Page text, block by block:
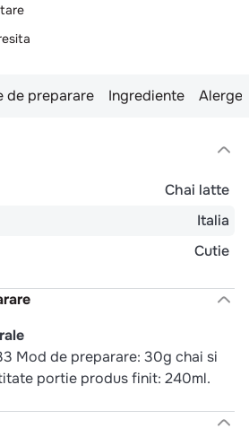
de preparare Ingrediente
Chai latte
Italia
Cutie
Mod de preparare: 30g chai si
portie produs finit: 240ml.